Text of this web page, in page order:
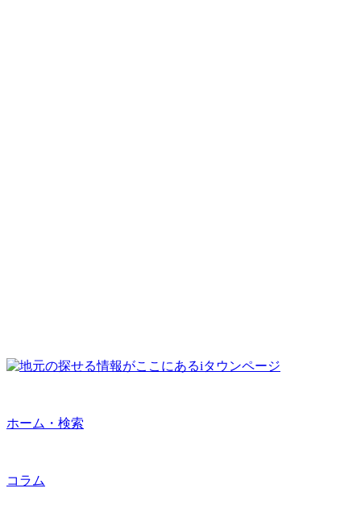
ホーム・検索
コラム